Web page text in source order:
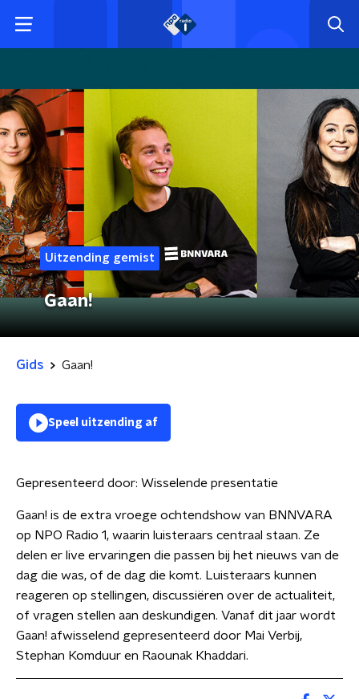
Uitzending gemist
Gaan!
Gids Gaan!
Speel uitzending af
Gepresenteerd door: Wisselende presentatie
Gaan! is de extra vroege ochtendshow van BNNVARA
op NPO Radio 1, waarin luisteraars centraal staan. Ze
delen er live ervaringen die passen bij het nieuws van de
dag die was, of de dag die komt. Luisteraars kunnen
reageren op stellingen, discussiëren over de actualiteit,
of vragen stellen aan deskundigen. Vanaf dit jaar wordt
Gaan! afwisselend gepresenteerd door Mai Verbij,
Stephan Komduur en Raounak Khaddari.